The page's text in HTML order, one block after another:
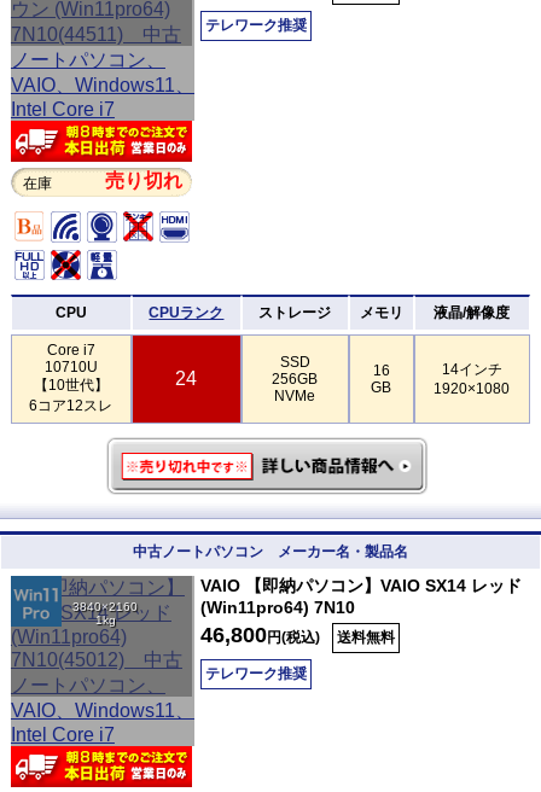
在庫 売り切れ
テレワーク推奨
CPU CPUランク ストレージ メモリ 液晶/解像度
Core i7
10710U
【10世代】
6コア12スレ
24
SSD
256GB
NVMe
16
GB
14インチ
1920×1080
中古ノートパソコン メーカー名・製品名
3840×2160
1kg
VAIO 【即納パソコン】VAIO SX14 レッド
(Win11pro64) 7N10
46,800円(税込) 送料無料
テレワーク推奨